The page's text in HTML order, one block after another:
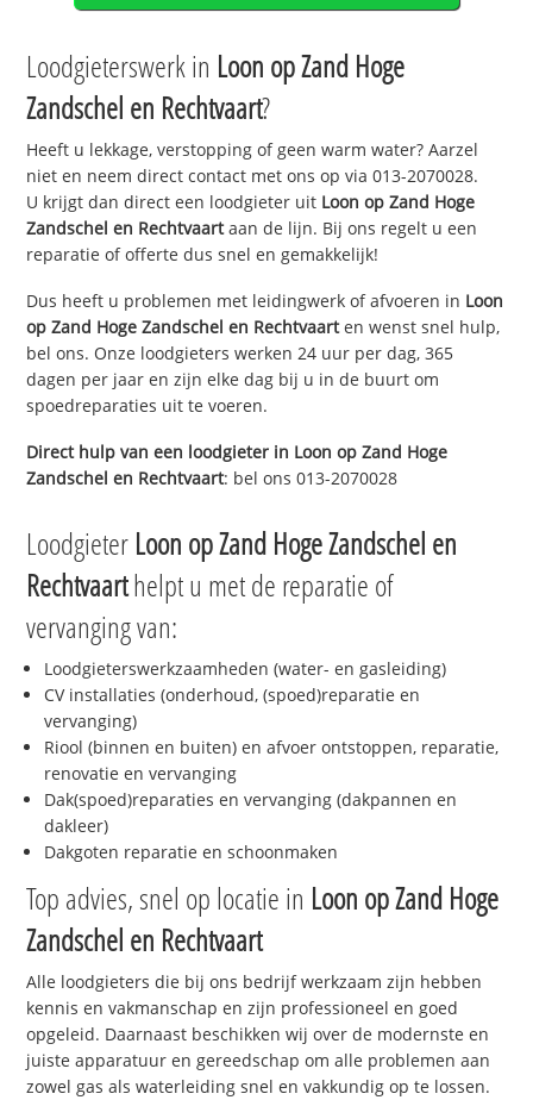
Loodgieterswerk in Loon op Zand Hoge
Zandschel en Rechtvaart?
Heeft u lekkage, verstopping of geen warm water? Aarzel
niet en neem direct contact met ons op via 013-2070028.
U krijgt dan direct een loodgieter uit Loon op Zand Hoge
Zandschel en Rechtvaartaan de lijn. Bij ons regelt u een
reparatie of offerte dus snel en gemakkelijk!
Dus heeft u problemen met leidingwerk of afvoeren in Loon
op Zand Hoge Zandschel en Rechtvaarten wenst snel hulp,
bel ons. Onze loodgieters werken 24 uur per dag, 365
dagen per jaar en zijn elke dag bij u in de buurt om
spoedreparaties uit te voeren.
Direct hulp van een loodgieter in Loon op Zand Hoge
Zandschel en Rechtvaart: bel ons 013-2070028
Loodgieter Loon op Zand Hoge Zandschel en
Rechtvaarthelpt u met de reparatie of
vervanging van:
Loodgieterswerkzaamheden (water- en gasleiding)
CV installaties (onderhoud, (spoed)reparatie en
vervanging)
Riool (binnen en buiten) en afvoer ontstoppen, reparatie,
renovatie en vervanging
Dak(spoed)reparaties en vervanging (dakpannen en
dakleer)
Dakgoten reparatie en schoonmaken
Top advies, snel op locatie in Loon op Zand Hoge
Zandschel en Rechtvaart
Alle loodgieters die bij ons bedrijf werkzaam zijn hebben
kennis en vakmanschap en zijn professioneel en goed
opgeleid. Daarnaast beschikken wij over de modernste en
juiste apparatuur en gereedschap om alle problemen aan
zowel gas als waterleiding snel en vakkundig op te lossen.